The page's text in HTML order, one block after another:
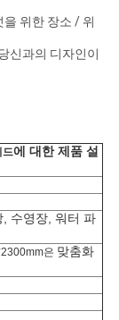
을 위한 장소 / 위
신과의 디자인이
드에 대한 제품 설
수영장, 워터 파
은 맞춤화